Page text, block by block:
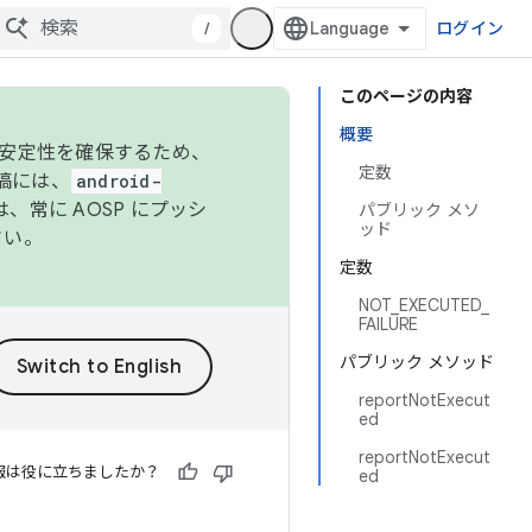
/ ログイン
このページの内容
概要
定数
パブリック メソ
ッド
定数
NOT_EXECUTED_
FAILURE
パブリック メソッド
reportNotExecut
ed
reportNotExecut
ed
性を確保するため、
は、
android-
常に AOSP にプッシ
。
は役に立ちましたか？